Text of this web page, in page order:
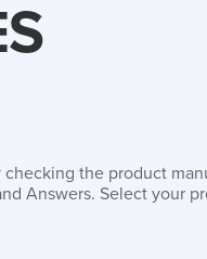
the product
Answers. Select your